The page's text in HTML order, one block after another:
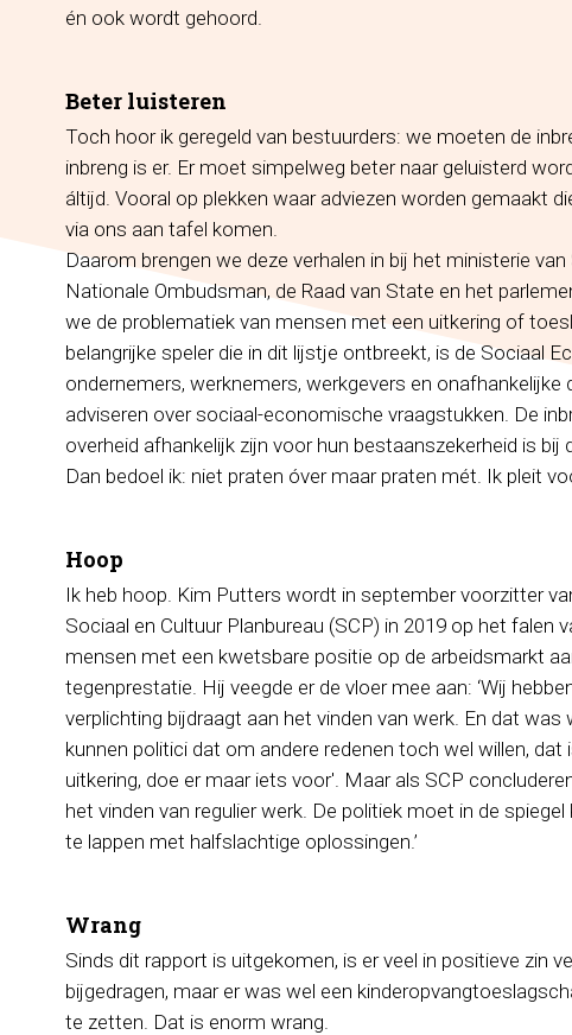
én ook wordt gehoord.
Beter luisteren
Toch hoor ik geregeld van bestuurders: we moeten de
inbreng is er. Er moet simpelweg beter naar geluisterd
áltijd. Vooral op plekken waar adviezen worden gemaakt
via ons aan tafel komen.
Daarom brengen we deze verhalen in bij het ministerie
Nationale Ombudsman, de Raad van State en het
we de problematiek van mensen met een uitkering of
belangrijke speler die in dit lijstje ontbreekt, is de Sociaal
ondernemers, werknemers, werkgevers en onafhankelijke
adviseren over sociaal-economische vraagstukken. De
overheid afhankelijk zijn voor hun bestaanszekerheid is
Dan bedoel ik: niet praten óver maar praten mét. Ik pleit
Hoop
Ik heb hoop. Kim Putters wordt in september voorzitter
Sociaal en Cultuur Planbureau (SCP) in 2019 op het
mensen met een kwetsbare positie op de arbeidsmarkt
tegenprestatie. Hij veegde er de vloer mee aan: ‘Wij
verplichting bijdraagt aan het vinden van werk. En dat was
kunnen politici dat om andere redenen toch wel willen, dat
uitkering, doe er maar iets voor'. Maar als SCP
het vinden van regulier werk. De politiek moet in de
te lappen met halfslachtige oplossingen.’
Wrang
Sinds dit rapport is uitgekomen, is er veel in positieve zin
bijgedragen, maar er was wel een
te zetten. Dat is enorm wrang.